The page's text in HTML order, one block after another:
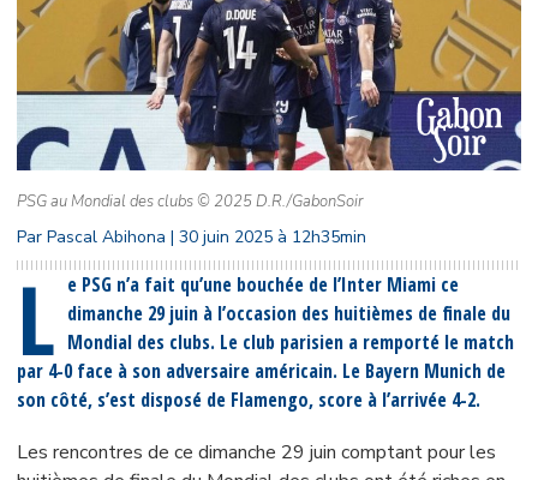
PSG au Mondial des clubs © 2025 D.R./GabonSoir
Par Pascal Abihona | 30 juin 2025 à 12h35min
L e PSG n’a fait qu’une bouchée de l’Inter Miami ce
dimanche 29 juin à l’occasion des huitièmes de finale du
Mondial des clubs. Le club parisien a remporté le match
par 4-0 face à son adversaire américain. Le Bayern Munich de
son côté, s’est disposé de Flamengo, score à l’arrivée 4-2.
Les rencontres de ce dimanche 29 juin comptant pour les